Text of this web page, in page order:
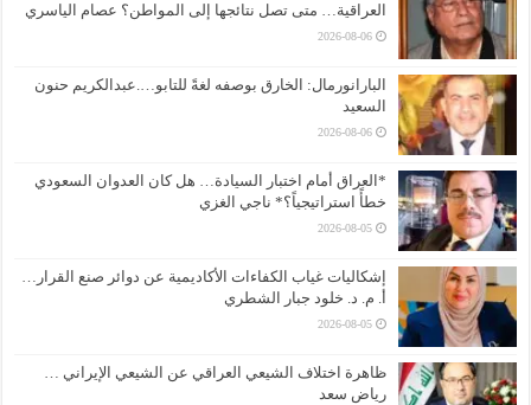
العراقية… متى تصل نتائجها إلى المواطن؟ عصام الياسري
2026-08-06
البارانورمال: الخارق بوصفه لغةً للتابو….عبدالكريم حنون
السعيد
2026-08-06
*العراق أمام اختبار السيادة… هل كان العدوان السعودي
خطأً استراتيجياً؟* ناجي الغزي
2026-08-05
إشكاليات غياب الكفاءات الأكاديمية عن دوائر صنع القرار…
أ. م. د. خلود جبار الشطري
2026-08-05
ظاهرة اختلاف الشيعي العراقي عن الشيعي الإيراني …
رياض سعد